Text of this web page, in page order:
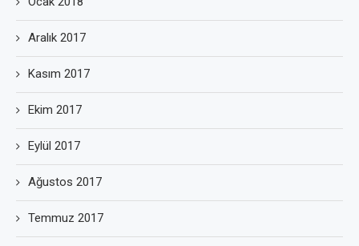
Aralık 2017
Kasım 2017
Ekim 2017
Eylül 2017
Ağustos 2017
Temmuz 2017